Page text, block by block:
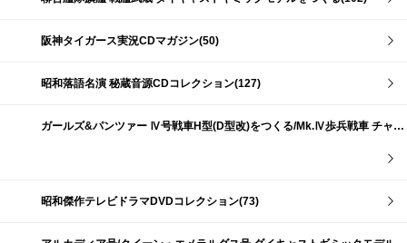
阪神タイガース実況CDマガジン(50)
昭和落語名演 秘蔵音源CDコレクション(127)
ガールズ&パンツァー Ⅳ号戦車H型(D型改)をつくる/Mk.Ⅳ歩兵戦車 チャーチルMk.Ⅶをつくる(191)
昭和傑作テレビドラマDVDコレクション(73)